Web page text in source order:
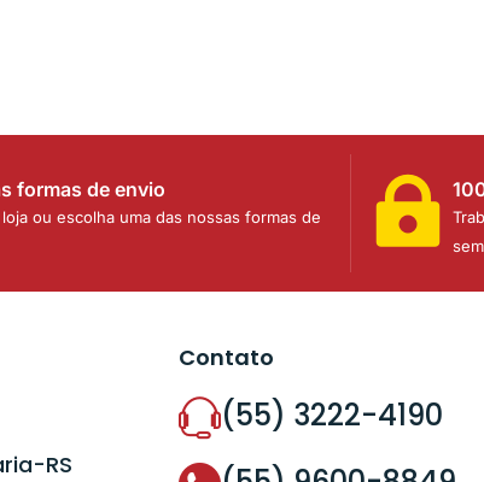
formas de envio
loja ou escolha uma das nossas formas de
RS
Contato
(55) 3222-4190